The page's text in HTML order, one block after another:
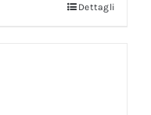
Dettagli